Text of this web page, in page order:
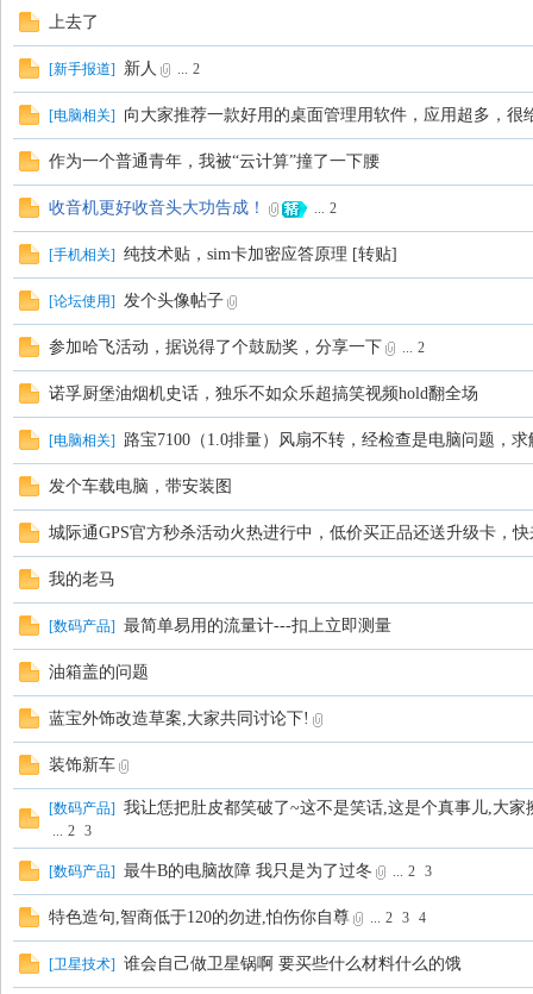
上去了
[新手报道] 新人 ... 2
[电脑相关] 向大家推荐一款好用的桌面管理用软件，应用超多，很
作为一个普通青年，我被“云计算”撞了一下腰
收音机更好收音头大功告成！ ... 2
[手机相关] 纯技术贴，sim卡加密应答原理 [转贴]
[论坛使用] 发个头像帖子
参加哈飞活动，据说得了个鼓励奖，分享一下 ... 2
诺孚厨堡油烟机史话，独乐不如众乐超搞笑视频hold翻全场
[电脑相关] 路宝7100（1.0排量）风扇不转，经检查是电脑问题，求
发个车载电脑，带安装图
城际通GPS官方秒杀活动火热进行中，低价买正品还送升级卡，
我的老马
[数码产品] 最简单易用的流量计---扣上立即测量
油箱盖的问题
蓝宝外饰改造草案,大家共同讨论下!
装饰新车
[数码产品] 我让恁把肚皮都笑破了~这不是笑话,这是个真事儿,大家
... 2 3
[数码产品] 最牛B的电脑故障 我只是为了过冬 ... 2 3
特色造句,智商低于120的勿进,怕伤你自尊 ... 2 3 4
[卫星技术] 谁会自己做卫星锅啊 要买些什么材料什么的饿